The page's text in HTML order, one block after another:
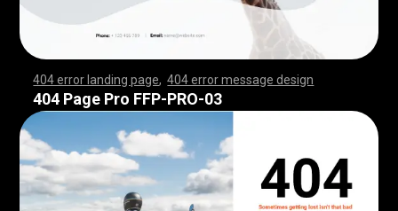
404 error landing page ,404 error message design
,,,,,,,,,,,,,,,,,,,,,,,, ,,,,,,,,,,,,,,,,,,,,,,,,,,,,
,,,,,,,,,,,,,,,,,,,,,,,, ,,,,,,,,,,,,,,,,,,,,,,,,,,,,
,,,,,,,,,,,,,,,,,,,,,,,, ,,,,,,,,,,,,,,,,,,,,,,,,,,,,
,,,,,,,,,,,,,,,,,,,,,,,, ,,,,,,,,,,,,,,,,,,,,,,,,,,,,
,,,,,,,,,,,,,,,,,,,,,,,, ,,,,,,,,,,,,,,,,,,,,,,,,,,,,
,,,,,,,,,,,,,,,,,,,,,,,, ,,,,,,,,,,,,,,,,,,,,,,,,,,,,
,,,,,,,,,,,,,,,,,,,,,,,, ,,,,,,,,,,,,,,,,,,,,,,,,,,,,
,,,,,,,,,,,,,,,,,,,,,,,, ,,,,,,,,,,,,,,,,,,,,,,,,,,,,
404 Page Pro FFP-PRO-03